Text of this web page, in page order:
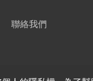
聯絡我們